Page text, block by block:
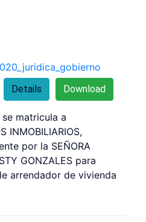
Download
Details
matricula a
INMOBILIARIOS,
por la SEÑORA
GONZALES para
arrendador de vivienda